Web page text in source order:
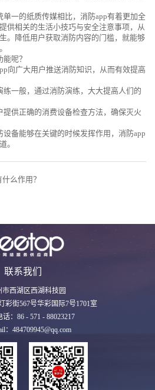
一的纸质传媒相比，消防app有着更加全
供相关的生活小技巧与安全注意事项，从
。降低用户获取消防内容的门槛，就能够
呢？
广大用户推送消防知识，从而有效提高
一般，通过消防演练，大大提高人们的
供正确的消费设备检查方法，确保灭火
备能够在关键的时候发挥作用，消防app
。
么作用？
联系我们
市西湖区西湖科技园
街567号华彩国际7号1701室
话：86 - 571 - 88023217
：484709945@qq.com